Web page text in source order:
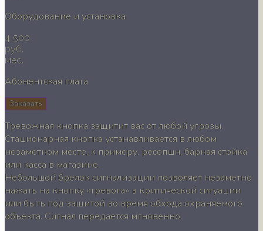
Оборудование и установка
4 500
руб.
мес.
Абонентская плата
Заказать
Тревожная кнопка защитит вас от любой угрозы.
Стационарная кнопка устанавливается в любом
незаметном месте, к примеру, ресепшн, барная стойка
или касса в магазине.
Небольшой брелок сигнализации позволяет незаметно
нажать на кнопку «тревога» в критической ситуации
или быть под защитой во время обхода охраняемого
объекта. Сигнал передается мгновенно.